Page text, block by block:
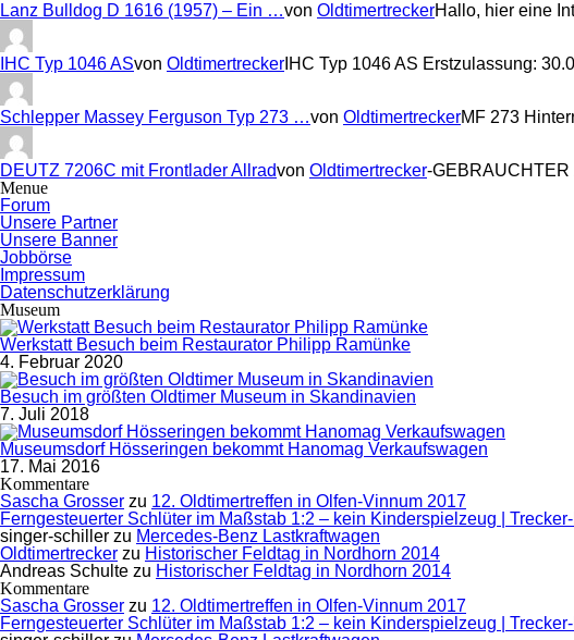
Lanz Bulldog D 1616 (1957) – Ein …von OldtimertreckerHallo, hier eine
IHC Typ 1046 ASvon Oldtimertrecker IHC Typ 1046 AS Erstzulassung:
Schlepper Massey Ferguson Typ 273 …von OldtimertreckerMF 273
DEUTZ 7206C mit Frontlader Allradvon Oldtimertrecker-
Menue
Forum
Unsere Partner
Unsere Banner
Jobbörse
Impressum
Datenschutzerklärung
Museum
Werkstatt Besuch beim Restaurator Philipp Ramünke
4. Februar 2020
Besuch im größten Oldtimer Museum in Skandinavien
7. Juli 2018
Museumsdorf Hösseringen bekommt Hanomag Verkaufswagen
17. Mai 2016
Kommentare
Sascha Grosser zu 12. Oldtimertreffen in Olfen-Vinnum 2017
Ferngesteuerter Schlüter im Maßstab 1:2 – kein Kinderspielzeug |
singer-schiller zu Mercedes-Benz Lastkraftwagen
Oldtimertrecker zu Historischer Feldtag in Nordhorn 2014
Andreas Schulte zu Historischer Feldtag in Nordhorn 2014
Kommentare
Sascha Grosser zu 12. Oldtimertreffen in Olfen-Vinnum 2017
Ferngesteuerter Schlüter im Maßstab 1:2 – kein Kinderspielzeug |